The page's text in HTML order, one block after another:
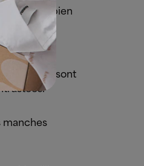
très bien
en
bouffantes sont
manches